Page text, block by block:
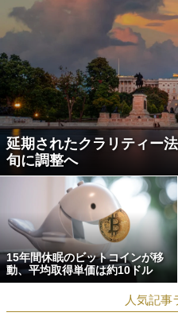
延期されたクラリティー
旬に調整へ
15年間休眠のビットコインが移
動、平均取得単価は約10ドル
人気記事